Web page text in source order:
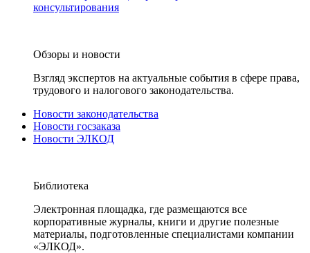
консультирования
Обзоры и новости
Взгляд экспертов на актуальные события в сфере права,
трудового и налогового законодательства.
Новости законодательства
Новости госзаказа
Новости ЭЛКОД
Библиотека
Электронная площадка, где размещаются все
корпоративные журналы, книги и другие полезные
материалы, подготовленные специалистами компании
«ЭЛКОД».